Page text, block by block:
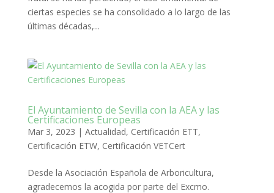
ciertas especies se ha consolidado a lo largo de las
últimas décadas,...
El Ayuntamiento de Sevilla con la AEA y las
Certificaciones Europeas
Mar 3, 2023 | Actualidad, Certificación ETT,
Certificación ETW, Certificación VETCert
Desde la Asociación Española de Arboricultura,
agradecemos la acogida por parte del Excmo.